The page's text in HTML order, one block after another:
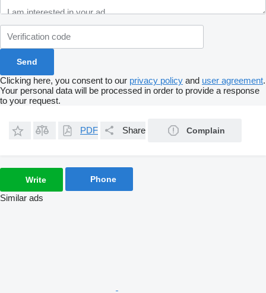
Clicking here, you consent to our privacy policy and user agreement.
Your personal data will be processed in order to provide a response
to your request.
PDF Share Complain
Write Phone
Similar ads